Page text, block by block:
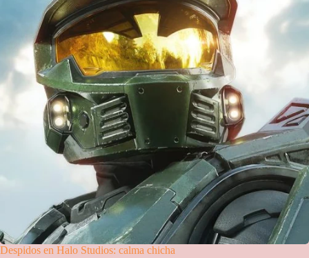
Despidos en Halo Studios: calma chicha